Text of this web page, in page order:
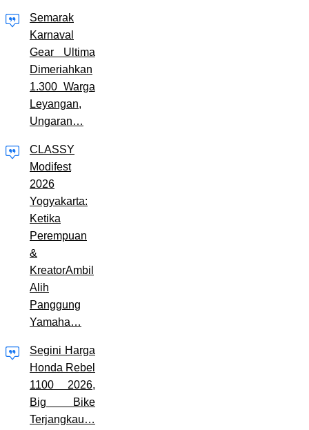
Semarak
Karnaval
Gear Ultima
Dimeriahkan
1.300 Warga
Leyangan,
Ungaran…
CLASSY
Modifest
2026
Yogyakarta:
Ketika
Perempuan
&
KreatorAmbil
Alih
Panggung
Yamaha…
Segini Harga
Honda Rebel
1100 2026,
Big Bike
Terjangkau…